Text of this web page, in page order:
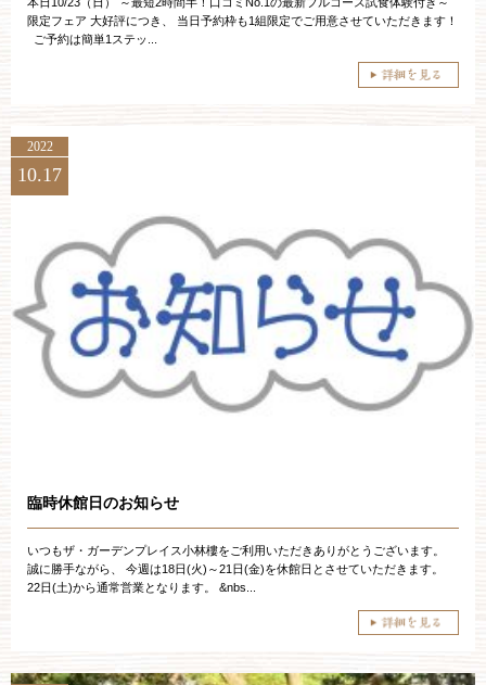
本日10/23（日） ～最短2時間半！口コミNo.1の最新フルコース試食体験付き～
限定フェア 大好評につき、 当日予約枠も1組限定でご用意させていただきます！
ご予約は簡単1ステッ...
2022
10.17
臨時休館日のお知らせ
いつもザ・ガーデンプレイス小林樓をご利用いただきありがとうございます。
誠に勝手ながら、 今週は18日(火)～21日(金)を休館日とさせていただきます。
22日(土)から通常営業となります。 &nbs...